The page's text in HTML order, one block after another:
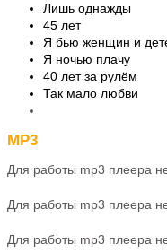
Лишь однажды
45 лет
Я бью женщин и
Я ночью плачу
40 лет за рулём
Так мало любви
MP3
Для работы mp3 плеера
Для работы mp3 плеера
Для работы mp3 плеера